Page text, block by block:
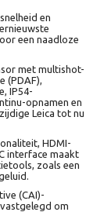
en
een naadloze
met multishot-
(PDAF),
IP54-
opnamen en
Leica tot nu
HDMI-
interface maakt
zoals een
(CAI)-
om